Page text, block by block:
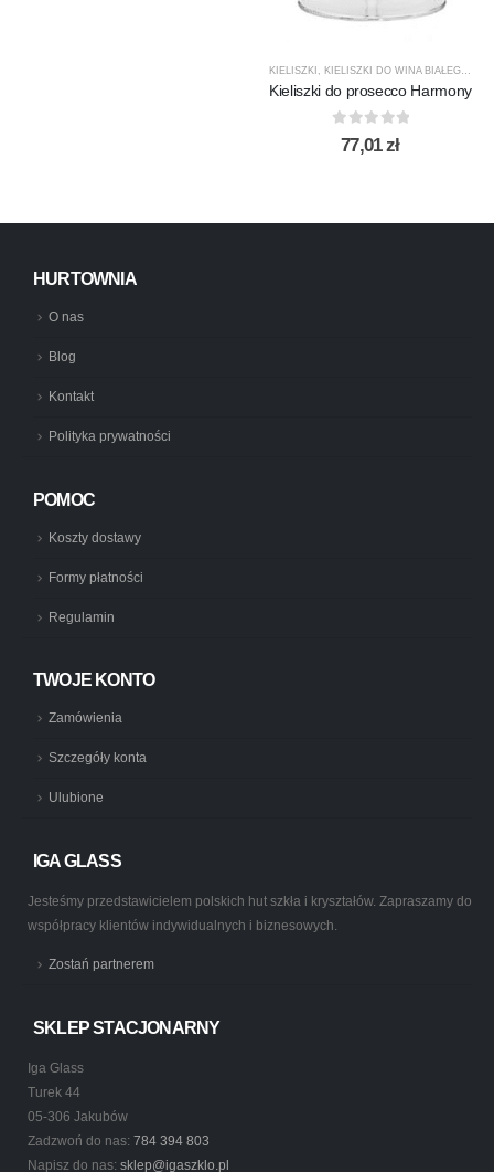
KIELISZKI , KIELISZKI DO WINA BIAŁEGO ,
Kieliszki do prosecco Harmony
out of 5
77,01zł
HURTOWNIA
O nas
Blog
Kontakt
Polityka prywatności
POMOC
Koszty dostawy
Formy płatności
Regulamin
TWOJE KONTO
Zamówienia
Szczegóły konta
Ulubione
IGA GLASS
Jesteśmy przedstawicielem polskich hut szkła i kryształów. Zapraszamy do
współpracy klientów indywidualnych i biznesowych.
Zostań partnerem
SKLEP STACJONARNY
Iga Glass
Turek 44
05-306 Jakubów
Zadzwoń do nas: 784 394 803
Napisz do nas: sklep@igaszklo.pl